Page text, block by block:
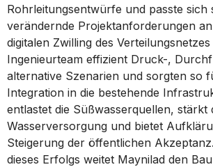
Rohrleitungsentwürfe und passte sich
verändernde Projektanforderungen
digitalen Zwilling des
Ingenieurteam effizient Druck-,
alternative Szenarien und sorgten so
Integration in die bestehende
entlastet die Süßwasserquellen, stärkt
Wasserversorgung und bietet
Steigerung der öffentlichen
dieses Erfolgs weitet Maynilad den